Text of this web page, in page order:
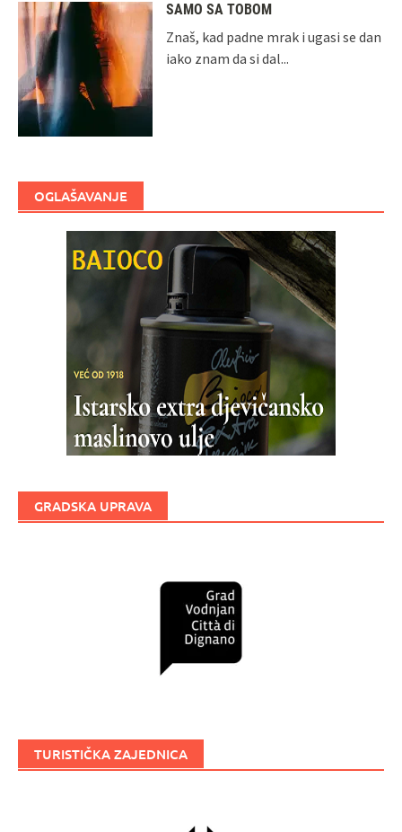
SAMO SA TOBOM
Znaš, kad padne mrak i ugasi se dan
iako znam da si dal...
OGLAŠAVANJE
GRADSKA UPRAVA
TURISTIČKA ZAJEDNICA